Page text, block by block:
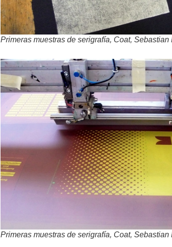
Primeras muestras de serigrafía, Coat, Sebastian
Primeras muestras de serigrafía, Coat, Sebastian